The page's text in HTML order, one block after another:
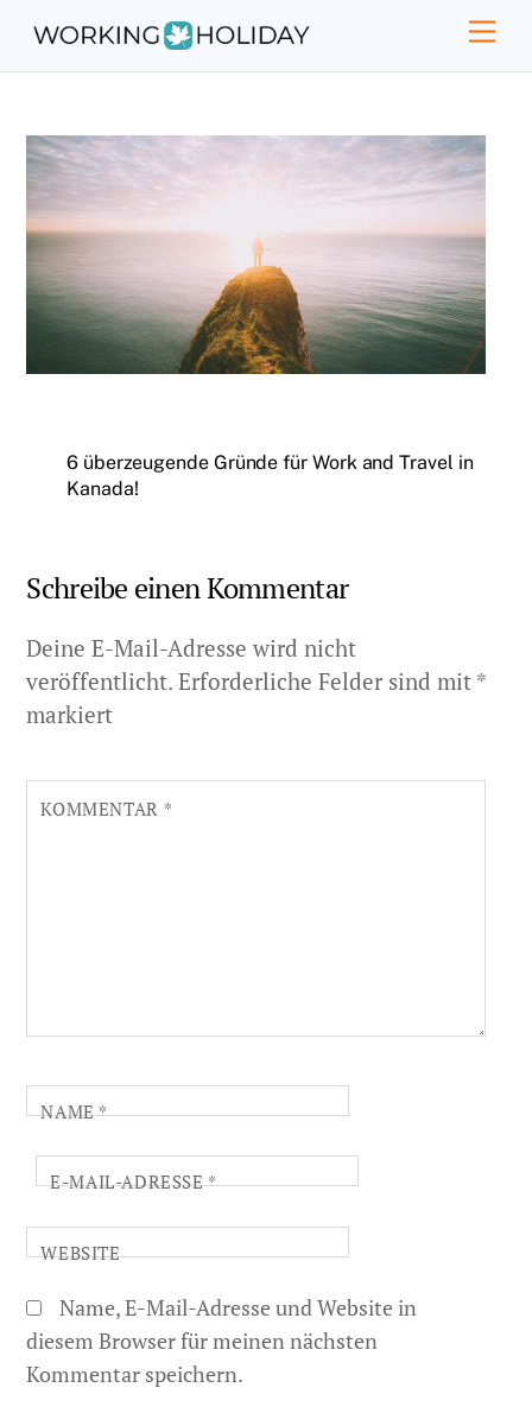
content
6 überzeugende Gründe für Work and Travel in
Kanada!
Schreibe einen Kommentar
Deine E-Mail-Adresse wird nicht
veröffentlicht. Erforderliche Felder sind mit *
markiert
KOMMENTAR *
NAME*
E-MAIL-ADRESSE*
WEBSITE
Name, E-Mail-Adresse und Website in
diesem Browser für meinen nächsten
Kommentar speichern.